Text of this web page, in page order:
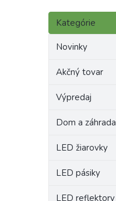
B
č
Preskočiť
kategórie
Kategórie
Novinky
Akčný tovar
Výpredaj
Dom a záhrada
LED žiarovky
LED pásiky
LED reflektory